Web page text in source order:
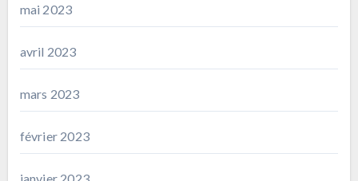
mai 2023
avril 2023
mars 2023
février 2023